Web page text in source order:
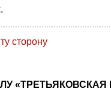
«ТРЕТЬЯКОВСКАЯ